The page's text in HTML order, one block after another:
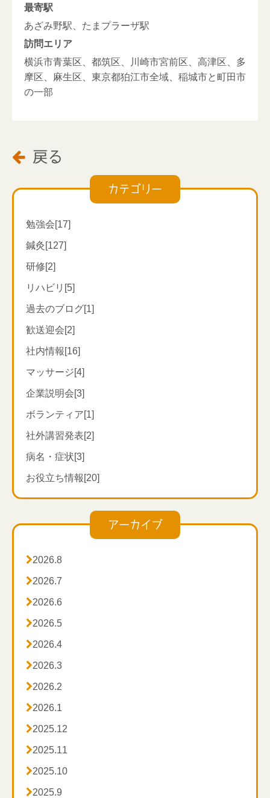
最寄駅
あざみ野駅、たまプラーザ駅
訪問エリア
横浜市青葉区、都筑区、川崎市宮前区、高津区、多
摩区、麻生区、東京都狛江市全域、稲城市と町田市
の一部
 戻る
カテゴリー
勉強会[17]
鍼灸[127]
研修[2]
リハビリ[5]
過去のブログ[1]
歓送迎会[2]
社内情報[16]
マッサージ[4]
企業説明会[3]
ボランティア[1]
社外講習発表[2]
病名・症状[3]
お役立ち情報[20]
アーカイブ
2026.8
2026.7
2026.6
2026.5
2026.4
2026.3
2026.2
2026.1
2025.12
2025.11
2025.10
2025.9